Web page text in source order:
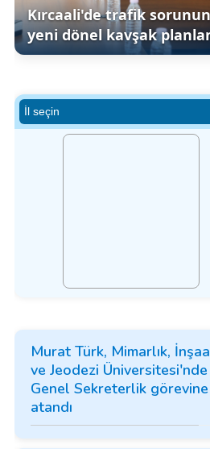
Kırcaali'de trafik
yeni dönel kavşak
Murat Türk, Mimarlık,
ve Jeodezi Üniversitesi'nde
Genel Sekreterlik görevine
atandı